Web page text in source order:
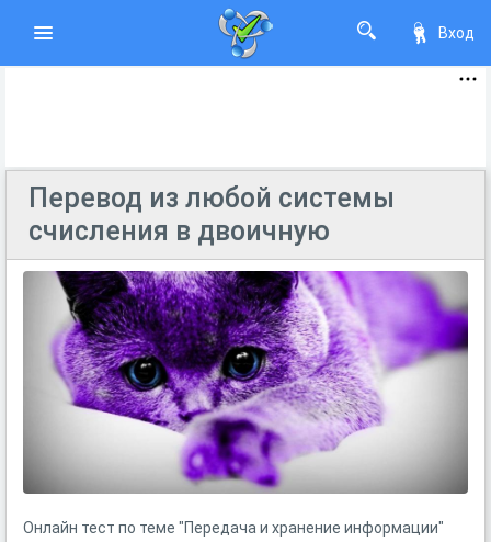
Вход
Перевод из любой системы
счисления в двоичную
Онлайн тест по теме "Передача и хранение информации"